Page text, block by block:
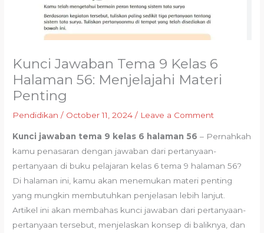
Kunci Jawaban Tema 9 Kelas 6
Halaman 56: Menjelajahi Materi
Penting
Pendidikan / October 11, 2024/ Leave a Comment
Kunci jawaban tema 9 kelas 6 halaman 56 – Pernahkah
kamu penasaran dengan jawaban dari pertanyaan-
pertanyaan di buku pelajaran kelas 6 tema 9 halaman 56?
Di halaman ini, kamu akan menemukan materi penting
yang mungkin membutuhkan penjelasan lebih lanjut.
Artikel ini akan membahas kunci jawaban dari pertanyaan-
pertanyaan tersebut, menjelaskan konsep di baliknya, dan